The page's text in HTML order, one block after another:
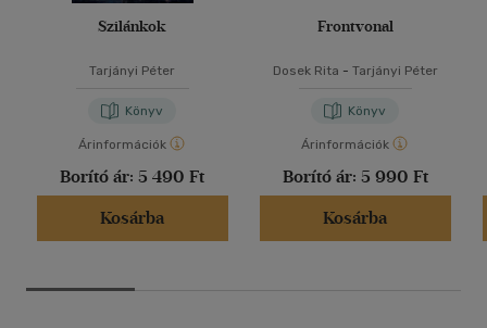
Szilánkok
Tarjányi Péter
Könyv
Árinformációk
Borító ár: 5 490 Ft
Kosárba
Frontvonal
Dosek Rita - Tarjányi Péter
Könyv
Árinformációk
Borító ár: 5 990 Ft
Kosárba